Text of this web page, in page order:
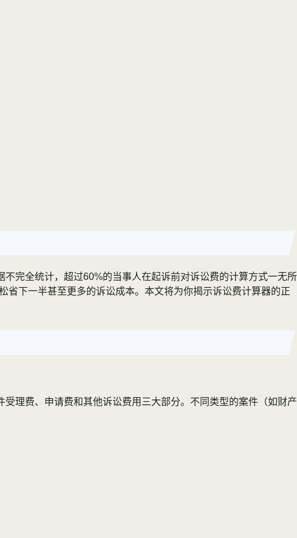
完全统计，超过60%的当事人在起诉前对诉讼费的计算方式一无所
下一半甚至更多的诉讼成本。本文将为你揭示诉讼费计算器的正
理费、申请费和其他诉讼费用三大部分。不同类型的案件（如财产